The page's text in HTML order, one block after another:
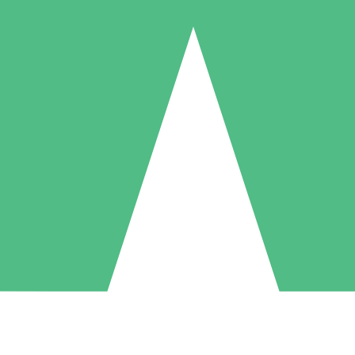
Individuele Creditpakketten
per gebruik met downloadtegoeden. Geen maandelijkse verplichting
5 Downloaden
US$